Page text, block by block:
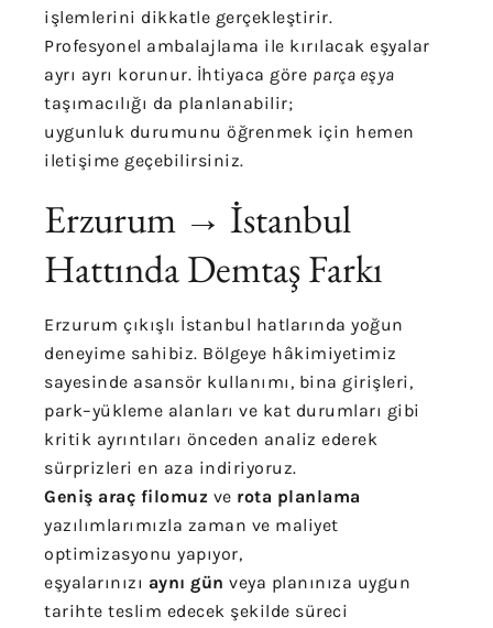
işlemlerini dikkatle gerçekleştirir.
Profesyonel ambalajlama ile kırılacak eşyalar
ayrı ayrı korunur. İhtiyaca göre parça eşya
taşımacılığı da planlanabilir;
uygunluk durumunu öğrenmek için hemen
iletişime geçebilirsiniz.
Erzurum → İstanbul
Hattında Demtaş Farkı
Erzurum çıkışlı İstanbul hatlarında yoğun
deneyime sahibiz. Bölgeye hâkimiyetimiz
sayesinde asansör kullanımı, bina girişleri,
park–yükleme alanları ve kat durumları gibi
kritik ayrıntıları önceden analiz ederek
sürprizleri en aza indiriyoruz.
Geniş araç filomuz ve rota planlama
yazılımlarımızla zaman ve maliyet
optimizasyonu yapıyor,
eşyalarınızı aynı gün veya planınıza uygun
tarihte teslim edecek şekilde süreci